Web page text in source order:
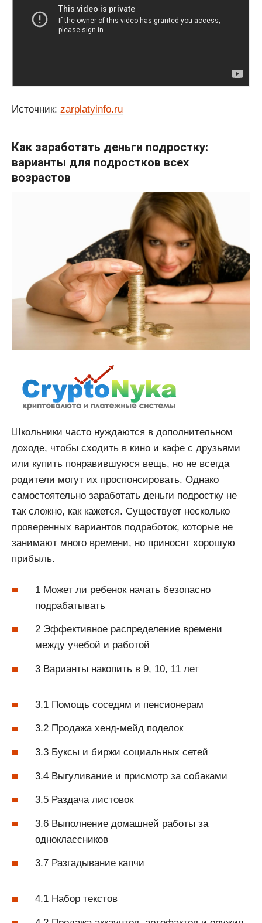
Источник: zarplatyinfo.ru
Как заработать деньги подростку:
варианты для подростков всех
возрастов
Школьники часто нуждаются в дополнительном
доходе, чтобы сходить в кино и кафе с друзьями
или купить понравившуюся вещь, но не всегда
родители могут их проспонсировать. Однако
самостоятельно заработать деньги подростку не
так сложно, как кажется. Существует несколько
проверенных вариантов подработок, которые не
занимают много времени, но приносят хорошую
прибыль.
1 Может ли ребенок начать безопасно
подрабатывать
2 Эффективное распределение времени
между учебой и работой
3 Варианты накопить в 9, 10, 11 лет
3.1 Помощь соседям и пенсионерам
3.2 Продажа хенд-мейд поделок
3.3 Буксы и биржи социальных сетей
3.4 Выгуливание и присмотр за собаками
3.5 Раздача листовок
3.6 Выполнение домашней работы за
одноклассников
3.7 Разгадывание капчи
4.1 Набор текстов